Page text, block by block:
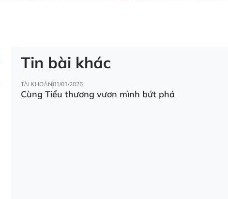
Tin bài khác
TÀI KHOẢN01/01/2026
Cùng Tiểu thương vươn mình bứt phá